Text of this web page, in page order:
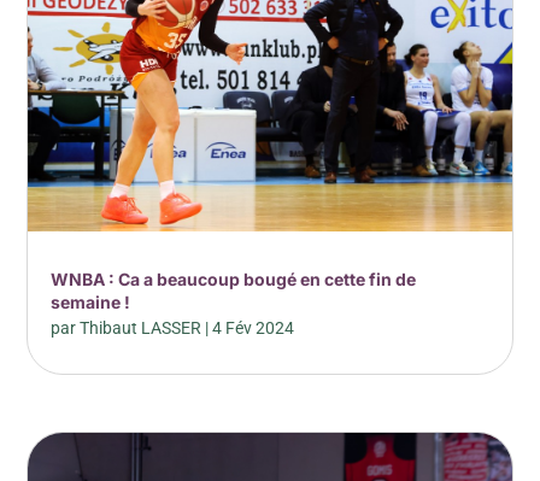
WNBA : Ca a beaucoup bougé en cette fin de
semaine !
parThibaut LASSER |4 Fév 2024